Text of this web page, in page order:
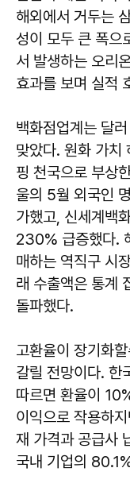
해외에서 거두는
성이 모두 큰 폭으
서 발생하는 오리
효과를 보며 실적
백화점업계는 달
맞았다. 원화 가치
핑 천국으로 부상
울의 5월 외국인
가했고, 신세계백
230% 급증했다.
매하는 역직구 시
래 수출액은 통계
돌파했다.
고환율이 장기화
갈릴 전망이다. 한
따르면 환율이
이익으로 작용하
재 가격과 공급사
국내 기업의